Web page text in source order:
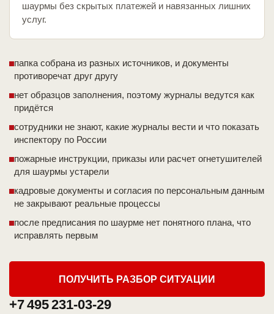
шаурмы без скрытых платежей и навязанных лишних
услуг.
папка собрана из разных источников, и документы
противоречат друг другу
нет образцов заполнения, поэтому журналы ведутся как
придётся
сотрудники не знают, какие журналы вести и что показать
инспектору по России
пожарные инструкции, приказы или расчет огнетушителей
для шаурмы устарели
кадровые документы и согласия по персональным данным
не закрывают реальные процессы
после предписания по шаурме нет понятного плана, что
исправлять первым
ПОЛУЧИТЬ РАЗБОР СИТУАЦИИ
+7 495 231-03-29